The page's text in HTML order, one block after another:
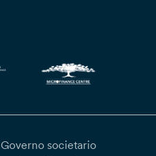
Governo societario